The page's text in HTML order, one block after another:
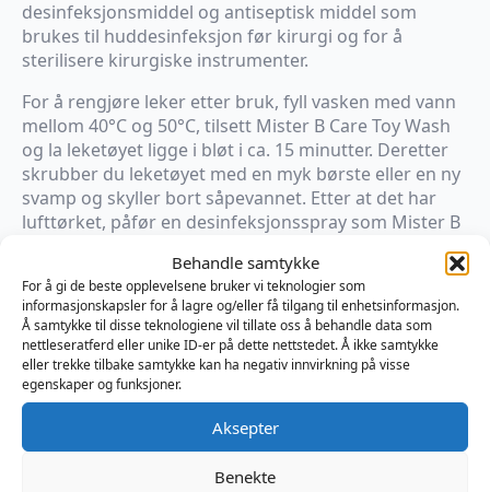
Behandle samtykke
For å gi de beste opplevelsene bruker vi teknologier som
informasjonskapsler for å lagre og/eller få tilgang til enhetsinformasjon.
Å samtykke til disse teknologiene vil tillate oss å behandle data som
nettleseratferd eller unike ID-er på dette nettstedet. Å ikke samtykke
eller trekke tilbake samtykke kan ha negativ innvirkning på visse
egenskaper og funksjoner.
Aksepter
Benekte
desinfeksjonsmiddel og antiseptisk middel som
brukes til huddesinfeksjon før kirurgi og for å
sterilisere kirurgiske instrumenter.
For å rengjøre leker etter bruk, fyll vasken med vann
mellom 40°C og 50°C, tilsett Mister B Care Toy Wash
og la leketøyet ligge i bløt i ca. 15 minutter. Deretter
skrubber du leketøyet med en myk børste eller en ny
svamp og skyller bort såpevannet. Etter at det har
lufttørket, påfør en desinfeksjonsspray som Mister B
oppmerksom på at midlene i desinfeksjonssprayen
kan gjøre blanke overflater matte.
Fra et seksuelt helseperspektiv bør et leketøy enten
bare brukes av én person om gangen, dekkes av et
kondom, eller rengjøres grundig mellom partnere.
På lager